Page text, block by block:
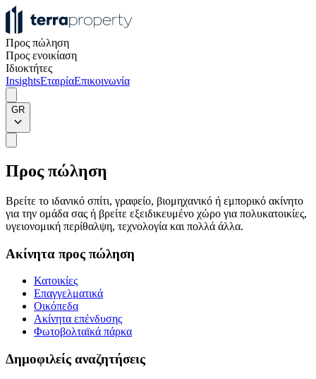
Προς πώληση
Προς ενοικίαση
Ιδιοκτήτες
InsightsΕταιρίαΕπικοινωνία
GR
Προς πώληση
Βρείτε το ιδανικό σπίτι, γραφείο, βιομηχανικό ή εμπορικό ακίνητο
για την ομάδα σας ή βρείτε εξειδικευμένο χώρο για πολυκατοικίες,
υγειονομική περίθαλψη, τεχνολογία και πολλά άλλα.
Ακίνητα προς πώληση
Κατοικίες
Επαγγελματικά
Οικόπεδα
Ακίνητα επένδυσης
Φωτοβολταϊκά πάρκα
Δημοφιλείς αναζητήσεις